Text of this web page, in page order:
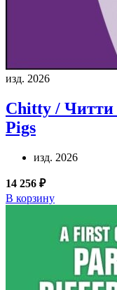
изд. 2026
Chitty / Читти
Pigs
изд. 2026
14 256 ₽
В корзину